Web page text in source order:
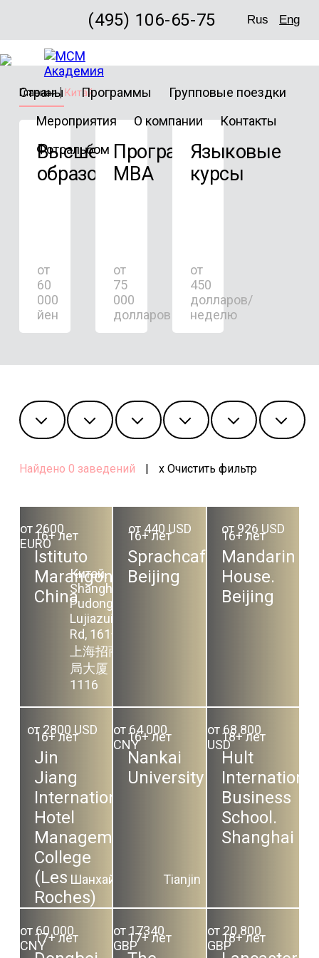
(495) 106-65-75 Rus Eng
Страны Программы
Групповые поездки
Мероприятия
О компании
Контакты
Фотоальбом
Главная Китай
Высшее
образование
от
60
000
йен
Программы
MBA
от
75
000
долларов
Языковые
курсы
от
450
долларов/
неделю
Найдено 0 заведений | x Очистить фильтр
16+ лет
Istituto
Marangoni.
China
от 2600
EURO
Китай,
Shanghai,
Pudong,
Lujiazui E
Rd, 161号
上海招商
局大厦
1116
16+ лет
Sprachcaffe.
Beijing
от 440 USD 16+ лет
Mandarin
House.
Beijing
от 926 USD
16+ лет
Jin
Jiang
International
Hotel
Management
College
(Les
Roches)
от 2800 USD
Шанхай
16+ лет
Nankai
University
от 64 000
CNY
Tianjin
18+ лет
Hult
International
Business
School.
Shanghai
от 68 800
USD
17+ лет
от 60 000
CNY
17+ лет
от 17340
GBP
18+ лет
от 20 800
GBP